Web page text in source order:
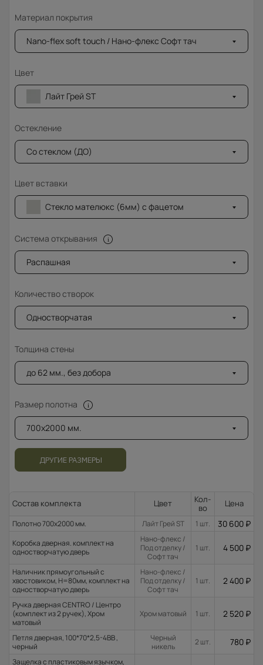
Материал покрытия
Nano-flex soft touch / Нано-флекс Софт тач
Цвет
Лайт Грей ST
Остекление
Со стеклом (ДО)
Цвет вставки
Стекло мателюкс (6мм) с фацетом
Система открывания
Распашная
Количество створок
Одностворчатая
Толщина стены
до 62 мм., без добора
Размер полотна
700x2000 мм.
ДРУГИЕ РАЗМЕРЫ
Состав комплекта Цвет
Кол-
во
Цена
Полотно 700x2000 мм. Лайт Грей ST 1 шт. 30 600 ₽
Коробка дверная. комплект на
одностворчатую дверь
Нано-флекс /
Под отделку /
Софт тач
1 шт. 4 500 ₽
Наличник прямоугольный с
хвостовиком, H=80мм, комплект на
одностворчатую дверь
Нано-флекс /
Под отделку /
Софт тач
1 шт. 2 400 ₽
Ручка дверная CENTRO / Центро
(комплект из 2 ручек), Хром
матовый
Хром матовый 1 шт. 2 520 ₽
Петля дверная, 100*70*2,5-4ВВ ,
черный
Черный
никель
2 шт. 780 ₽
Защелка с пластиковым язычком,